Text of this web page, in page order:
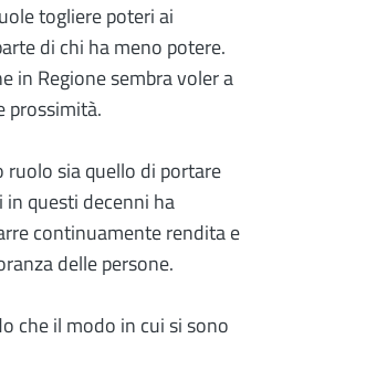
togliere poteri ai
di chi ha meno potere.
in Regione sembra voler a
prossimità.
sia quello di portare
questi decenni ha
continuamente rendita e
delle persone.
che il modo in cui si sono